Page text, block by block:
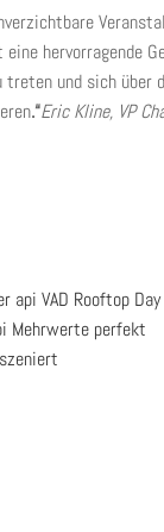
hervorragende
und sich über
.“Eric Kline, VP
api VAD Rooftop
Mehrwerte perfekt